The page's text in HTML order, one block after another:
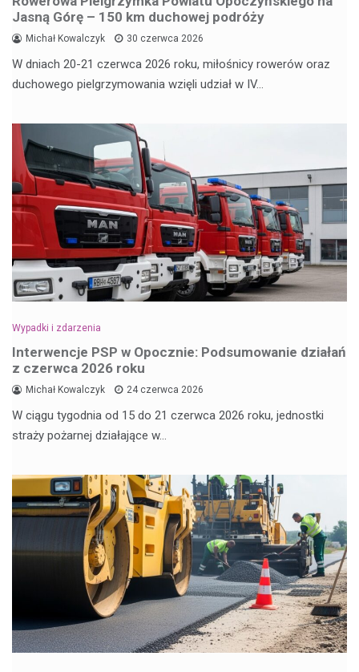
Jasną Górę – 150 km duchowej podróży
Michał Kowalczyk 30 czerwca 2026
W dniach 20-21 czerwca 2026 roku, miłośnicy rowerów oraz
duchowego pielgrzymowania wzięli udział w IV…
Wypadki i zdarzenia
Interwencje PSP w Opocznie: Podsumowanie działań
z czerwca 2026 roku
Michał Kowalczyk 24 czerwca 2026
W ciągu tygodnia od 15 do 21 czerwca 2026 roku, jednostki
straży pożarnej działające w…